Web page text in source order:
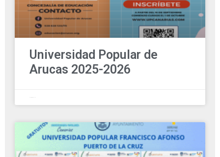
Universidad Popular de
Arucas 2025-2026